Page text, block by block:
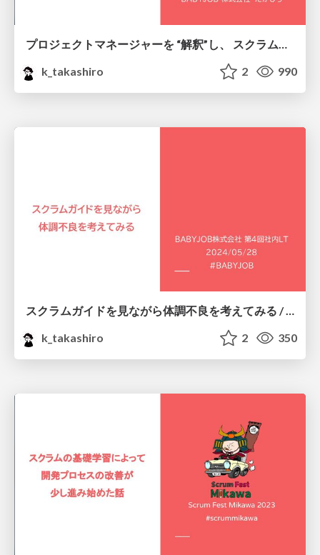
プロジェクトマネージャーを “解釈”し、 スクラムマスターとして “ふるまって”みた / How to do Project Manager as a Scrum Master
k_takashiro
2 990
k_takashiro
2 350